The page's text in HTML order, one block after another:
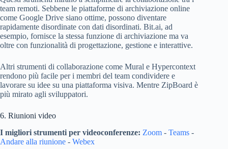
team remoti. Sebbene le piattaforme di archiviazione online
come Google Drive siano ottime, possono diventare
rapidamente disordinate con dati disordinati. Bit.ai, ad
esempio, fornisce la stessa funzione di archiviazione ma va
oltre con funzionalità di progettazione, gestione e interattive.
Altri strumenti di collaborazione come Mural e Hypercontext
rendono più facile per i membri del team condividere e
lavorare su idee su una piattaforma visiva. Mentre ZipBoard è
più mirato agli sviluppatori.
6. Riunioni video
I migliori strumenti per videoconferenze: Zoom - Teams -
Andare alla riunione - Webex